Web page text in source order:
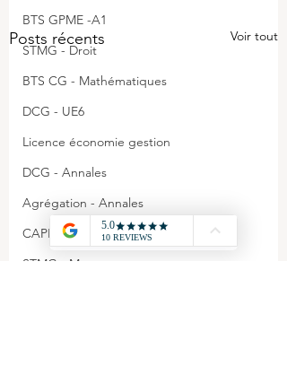
BTS GPME -A1
STMG - Droit
BTS CG - Mathématiques
DCG - UE6
Licence économie gestion
DCG - Annales
Agrégation - Annales
CAPET - Annales
STMG - Management
Posts récents Voir tout